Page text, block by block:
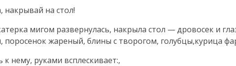
накрывай на стол!
мигом развернулась, накрыла стол — дровосек и
поросенок жареный, блины с творогом, голубцы,курица
нему, руками всплескивает:,